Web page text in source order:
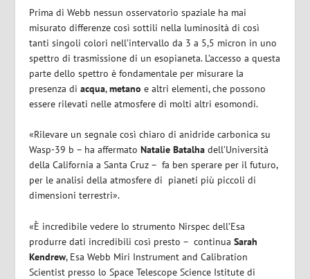
Prima di Webb nessun osservatorio spaziale ha mai
misurato differenze così sottili nella luminosità di così
tanti singoli colori nell’intervallo da 3 a 5,5 micron in uno
spettro di trasmissione di un esopianeta. L’accesso a questa
parte dello spettro è fondamentale per misurare la
presenza diacqua,metano e altri elementi, che possono
essere rilevati nelle atmosfere di molti altri esomondi.
«Rilevare un segnale così chiaro di anidride carbonica su
Wasp-39 b – ha affermatoNatalie Batalha dell’Università
della California a Santa Cruz – fa ben sperare per il futuro,
per le analisi della atmosfere di pianeti più piccoli di
dimensioni terrestri».
«È incredibile vedere lo strumento Nirspec dell’Esa
produrre dati incredibili così presto – continuaSarah
Kendrew, Esa Webb Miri Instrument and Calibration
Scientist presso lo Space Telescope Science Istitute di